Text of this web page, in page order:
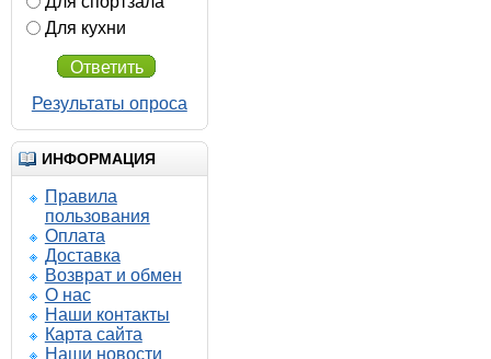
Для кухни
Ответить
Результаты опроса
ИНФОРМАЦИЯ
Правила
пользования
Оплата
Доставка
Возврат и обмен
О нас
Наши контакты
Карта сайта
Наши новости
640.00 р.
585.00 р.